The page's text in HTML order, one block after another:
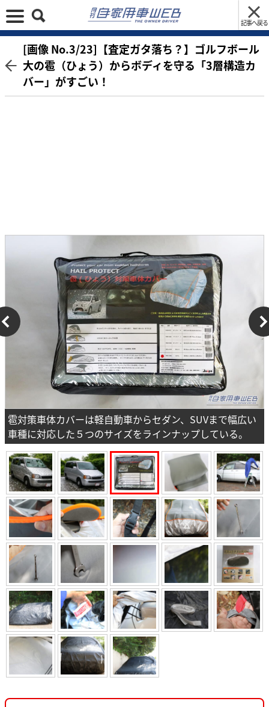
記事へ戻る
[画像 No.3/23]【査定ガタ落ち？】ゴルフボール
大の雹（ひょう）からボディを守る「3層構造カ
バー」がすごい！
雹対策車体カバーは軽自動車からセダン、SUVまで幅広い
車種に対応した５つのサイズをラインナップしている。